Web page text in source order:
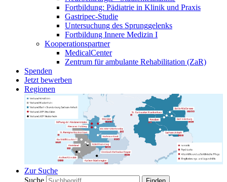
Fortbildung: Pädiatrie in Klinik und Praxis
Gastripec-Studie
Untersuchung des Sprunggelenks
Fortbildung Innere Medizin I
Kooperationspartner
MedicalCenter
Zentrum für ambulante Rehabilitation (ZaR)
Spenden
Jetzt bewerben
Regionen
Zur Suche
Suche